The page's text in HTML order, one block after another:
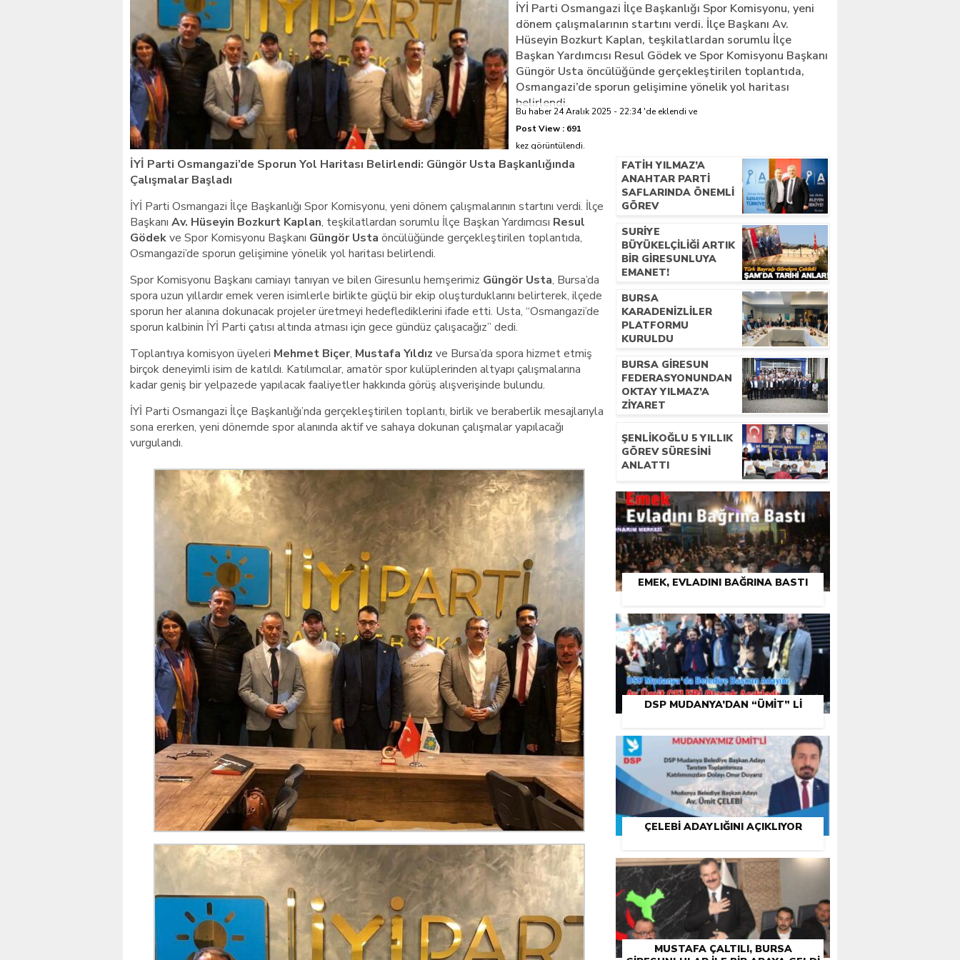
Giresunlu sürücü Orhangazi’de hayatını kaybetti
İYİ Parti Osmangazi İlçe Başkanlığı Spor Komisyonu, yeni
dönem çalışmalarının startını verdi. İlçe Başkanı Av.
Hüseyin Bozkurt Kaplan, teşkilatlardan sorumlu İlçe
Başkan Yardımcısı Resul Gödek ve Spor Komisyonu Başkanı
Güngör Usta öncülüğünde gerçekleştirilen toplantıda,
Osmangazi’de sporun gelişimine yönelik yol haritası
belirlendi.
Bu haber 24 Aralık 2025 - 22:34 'de eklendi ve
Post View : 691
kez görüntülendi.
İYİ Parti Osmangazi’de Sporun Yol Haritası Belirlendi: Güngör Usta Başkanlığında
Çalışmalar Başladı
İYİ Parti Osmangazi İlçe Başkanlığı Spor Komisyonu, yeni dönem çalışmalarının startını verdi. İlçe
Başkanı Av. Hüseyin Bozkurt Kaplan, teşkilatlardan sorumlu İlçe Başkan Yardımcısı Resul
Gödekve Spor Komisyonu Başkanı Güngör Usta öncülüğünde gerçekleştirilen toplantıda,
Osmangazi’de sporun gelişimine yönelik yol haritası belirlendi.
Spor Komisyonu Başkanı camiayı tanıyan ve bilen Giresunlu hemşerimiz Güngör Usta, Bursa’da
spora uzun yıllardır emek veren isimlerle birlikte güçlü bir ekip oluşturduklarını belirterek, ilçede
sporun her alanına dokunacak projeler üretmeyi hedeflediklerini ifade etti. Usta, “Osmangazi’de
sporun kalbinin İYİ Parti çatısı altında atması için gece gündüz çalışacağız” dedi.
Toplantıya komisyon üyeleri Mehmet Biçer, Mustafa Yıldız ve Bursa’da spora hizmet etmiş
birçok deneyimli isim de katıldı. Katılımcılar, amatör spor kulüplerinden altyapı çalışmalarına
kadar geniş bir yelpazede yapılacak faaliyetler hakkında görüş alışverişinde bulundu.
İYİ Parti Osmangazi İlçe Başkanlığı’nda gerçekleştirilen toplantı, birlik ve beraberlik mesajlarıyla
sona ererken, yeni dönemde spor alanında aktif ve sahaya dokunan çalışmalar yapılacağı
vurgulandı.
FATIH YILMAZ’A
ANAHTAR PARTI
SAFLARINDA ÖNEMLI
GÖREV
SURIYE
BÜYÜKELÇILIĞI ARTIK
BIR GIRESUNLUYA
EMANET!
BURSA
KARADENIZLILER
PLATFORMU
KURULDU
BURSA GIRESUN
FEDERASYONUNDAN
OKTAY YILMAZ’A
ZIYARET
ŞENLIKOĞLU 5 YILLIK
GÖREV SÜRESINI
ANLATTI
EMEK, EVLADINI BAĞRINA BASTI
DSP MUDANYA’DAN “ÜMIT” LI
ÇELEBI ADAYLIĞINI AÇIKLIYOR
MUSTAFA ÇALTILI, BURSA